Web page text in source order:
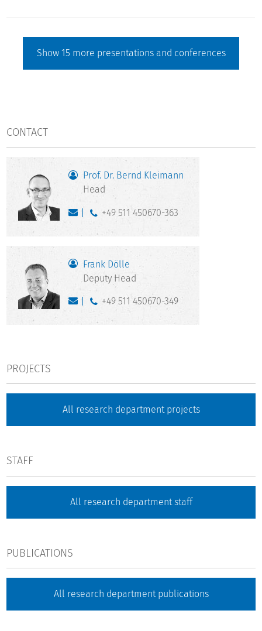
Show 15 more presentations and conferences
CONTACT
Prof. Dr. Bernd Kleimann
Head
+49 511 450670-363
Frank Dölle
Deputy Head
+49 511 450670-349
PROJECTS
All research department projects
STAFF
All research department staff
PUBLICATIONS
All research department publications